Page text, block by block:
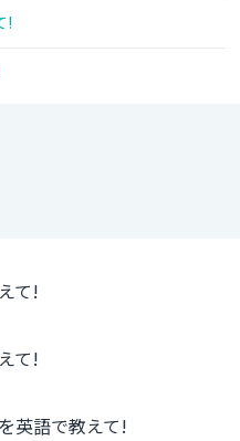
!
て!
て!
英語で教えて!